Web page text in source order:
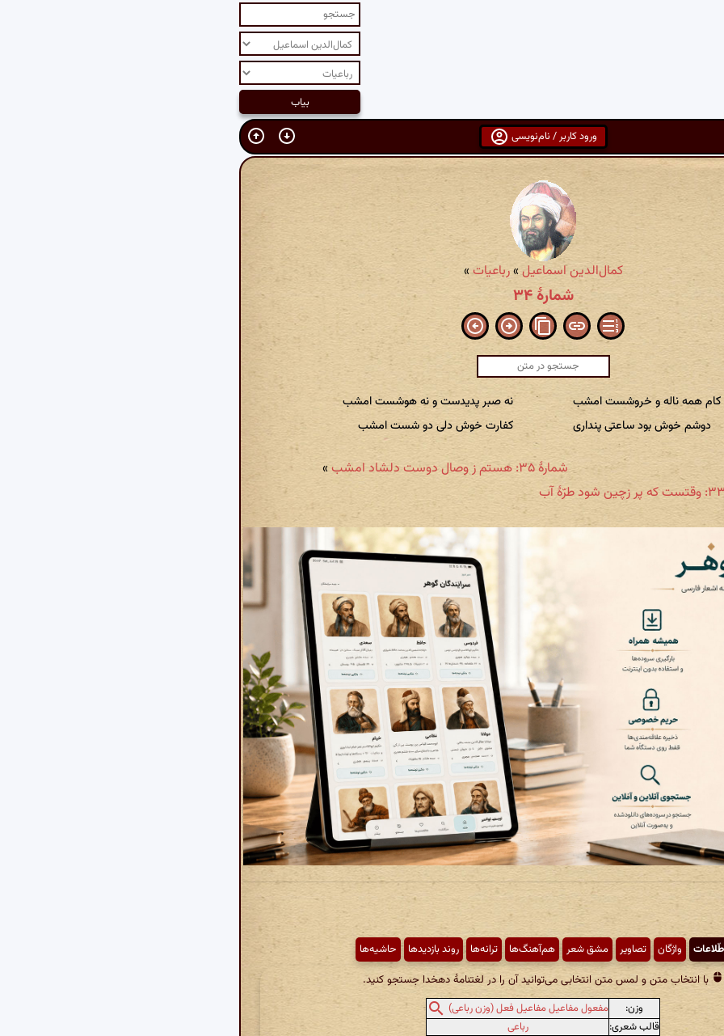
ورود کاربر / نام‌نویسی
کمال‌الدین اسماعیل»رباعیات»
شمارهٔ ۳۴
کام همه ناله و خروشست امشب
نه صبر پدیدست و نه هوشست امشب
دوشم خوش بود ساعتی پنداری
کفارت خوش دلی دو شست امشب
شمارهٔ ۳۵: هستم ز وصال دوست دلشاد امشب »
واژگان تصاویر مشق شعر هم‌آهنگ‌ها ترانه‌ها روند بازدیدها حاشیه‌ها
با انتخاب متن و لمس متن انتخابی می‌توانید آن را در لغتنامهٔ دهخدا جستجو کنید.
وزن:
مفعول مفاعیل مفاعیل فعل (وزن رباعی)
قالب شعری:
رباعی